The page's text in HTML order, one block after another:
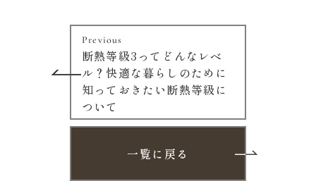
Previous
断熱等級3ってどんなレベ
ル？快適な暮らしのために
知っておきたい断熱等級に
ついて
一覧に戻る